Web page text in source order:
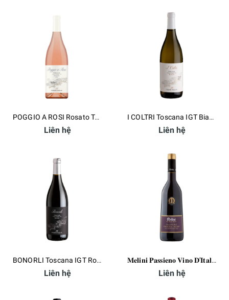
POGGIO A ROSI Rosato Toscana IGT
Liên hệ
I COLTRI Toscana IGT Bianco
Liên hệ
BONORLI Toscana IGT Rosso
Liên hệ
𝐌𝐞𝐥𝐢𝐧𝐢 𝐏𝐚𝐬𝐬𝐢𝐞𝐧𝐨 𝐕𝐢𝐧𝐨 𝐃'𝐈𝐭𝐚𝐥𝐢𝐚 𝐑𝐞𝐝 𝐖𝐢𝐧𝐞
Liên hệ